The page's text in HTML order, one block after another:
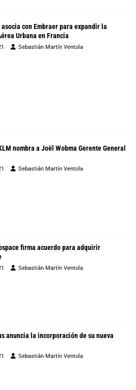
con Embraer para expandir la
Urbana en Francia
Sebastián Martín Ventola
nombra a Joël Wobma Gerente General
Sebastián Martín Ventola
firma acuerdo para adquirir
Sebastián Martín Ventola
anuncia la incorporación de su nueva
Sebastián Martín Ventola